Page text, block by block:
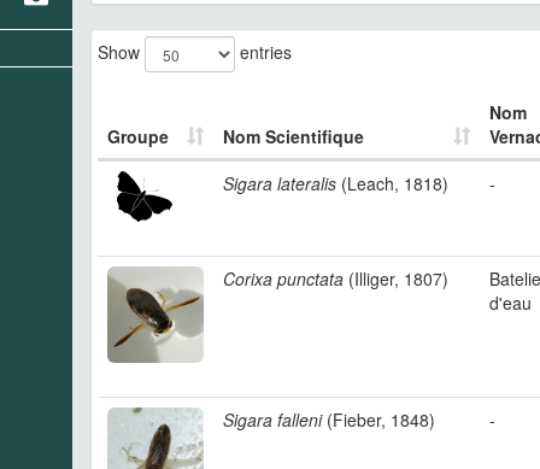
Show entries
Groupe Nom Scientifique
Nom
Sigara lateralis (Leach, 1818) -
Corixa punctata (Illiger, 1807)
d'eau
Sigara falleni(Fieber, 1848) -